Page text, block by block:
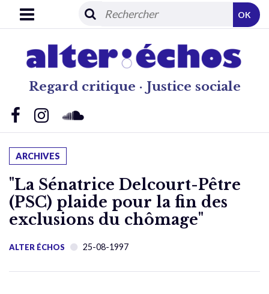
Regard critique · Justice sociale
OK
ARCHIVES
"La Sénatrice Delcourt-Pêtre
(PSC) plaide pour la fin des
exclusions du chômage"
ALTER ÉCHOS 25-08-1997